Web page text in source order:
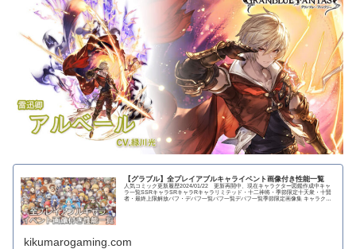
【グラブル】全プレイアブルキャライベント画像付き性能一覧
人気コミック更新履歴2024/01/22 更新再開中、現在キャラクター図鑑作成中キャ
ラ一覧SSRキャラSRキャラRキャラリミテッド・十二神将・季節限定十天衆・十賢
者・最終上限解放バフ・デバフ一覧バフ一覧デバフ一覧季節限定画像集 キャラクタ
kikumarogaming.com